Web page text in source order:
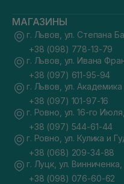
МАГАЗИНЫ
г. Львов, ул. Степана
+38 (098) 778-13-79
г. Львов, ул. Ивана
+38 (097) 611-95-94
г. Львов, ул.
+38 (097) 101-97-16
г. Ровно, ул. 16-го
+38 (097) 544-61-44
г. Ровно, ул. Кулика и
+38 (068) 209-34-88
г. Луцк, ул.
+38 (098) 076-60-62